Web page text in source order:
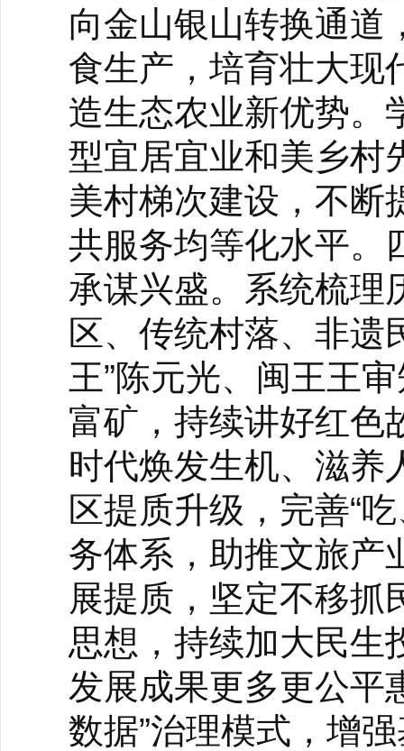
向金山银山转换通道
食生产，培育壮大现
造生态农业新优势。
型宜居宜业和美乡村
美村梯次建设，不断
共服务均等化水平。
承谋兴盛。系统梳理
区、传统村落、非遗
王”陈元光、闽王王
富矿，持续讲好红色
时代焕发生机、滋养
区提质升级，完善“
务体系，助推文旅产
展提质，坚定不移抓
思想，持续加大民生
发展成果更多更公平
数据”治理模式，增